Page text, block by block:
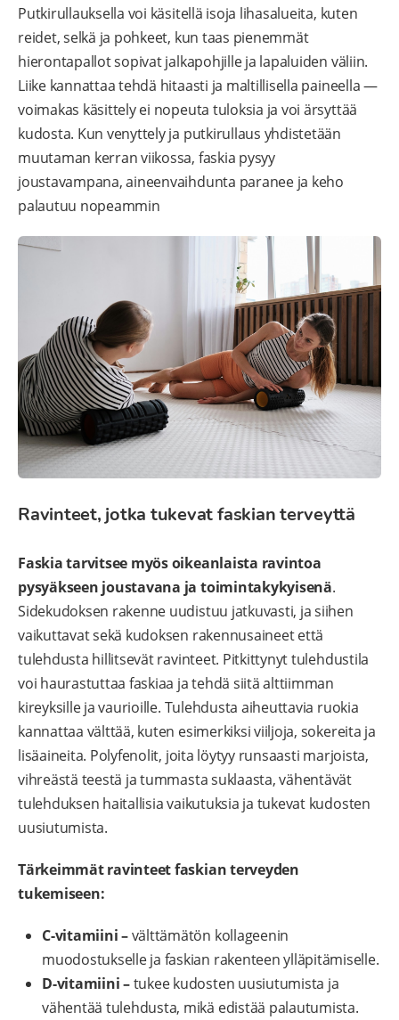
Putkirullauksella voi käsitellä isoja lihasalueita, kuten
reidet, selkä ja pohkeet, kun taas pienemmät
hierontapallot sopivat jalkapohjille ja lapaluiden väliin.
Liike kannattaa tehdä hitaasti ja maltillisella paineella —
voimakas käsittely ei nopeuta tuloksia ja voi ärsyttää
kudosta. Kun venyttely ja putkirullaus yhdistetään
muutaman kerran viikossa, faskia pysyy
joustavampana, aineenvaihdunta paranee ja keho
palautuu nopeammin
Ravinteet, jotka tukevat faskian terveyttä
Faskia tarvitsee myös oikeanlaista ravintoa
pysyäkseen joustavana ja toimintakykyisenä.
Sidekudoksen rakenne uudistuu jatkuvasti, ja siihen
vaikuttavat sekä kudoksen rakennusaineet että
tulehdusta hillitsevät ravinteet. Pitkittynyt tulehdustila
voi haurastuttaa faskiaa ja tehdä siitä alttiimman
kireyksille ja vaurioille. Tulehdusta aiheuttavia ruokia
kannattaa välttää, kuten esimerkiksi viiljoja, sokereita ja
lisäaineita. Polyfenolit, joita löytyy runsaasti marjoista,
vihreästä teestä ja tummasta suklaasta, vähentävät
tulehduksen haitallisia vaikutuksia ja tukevat kudosten
uusiutumista.
Tärkeimmät ravinteet faskian terveyden
tukemiseen:
C-vitamiini –välttämätön kollageenin
muodostukselle ja faskian rakenteen ylläpitämiselle.
D-vitamiini –tukee kudosten uusiutumista ja
vähentää tulehdusta, mikä edistää palautumista.